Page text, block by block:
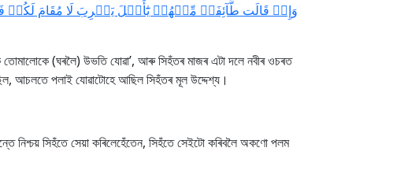
وَإِذۡ قَالَت طَّآئِفَةٞ مِّنۡهُمۡ يَٰٓأَهۡلَ يَثۡرِبَ لَا مُقَامَ لَكُمۡ
(ঘৰলৈ) উভতি যোৱা’, আৰু সিহঁতৰ মাজৰ এটা দলে নবীৰ ওচৰত
আচলতে পলাই যোৱাটোহে আছিল সিহঁতৰ মূল উদ্দেশ্য।
নিশ্চয় সিহঁতে সেয়া কৰিলেহেঁতেন, সিহঁতে সেইটো কৰিবলৈ অকণো পলম